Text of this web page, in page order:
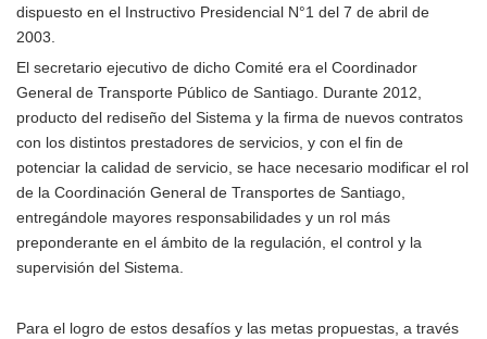
dispuesto en el Instructivo Presidencial N°1 del 7 de abril de
2003.
El secretario ejecutivo de dicho Comité era el Coordinador
General de Transporte Público de Santiago. Durante 2012,
producto del rediseño del Sistema y la firma de nuevos contratos
con los distintos prestadores de servicios, y con el fin de
potenciar la calidad de servicio, se hace necesario modificar el rol
de la Coordinación General de Transportes de Santiago,
entregándole mayores responsabilidades y un rol más
preponderante en el ámbito de la regulación, el control y la
supervisión del Sistema.
Para el logro de estos desafíos y las metas propuestas, a través